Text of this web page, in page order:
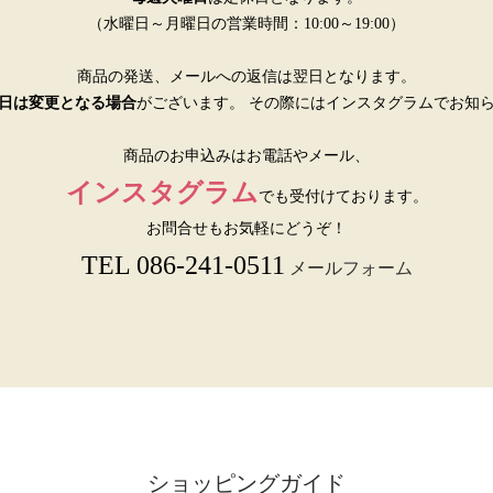
（水曜日～月曜日の営業時間：10:00～19:00）
商品の発送、メールへの返信は翌日となります。
は変更となる場合がございます。 その際にはインスタグラムでお知
商品のお申込みはお電話やメール、
インスタグラム でも受付けております。
お問合せもお気軽にどうぞ！
TEL 086-241-0511 メールフォーム
ショッピングガイド